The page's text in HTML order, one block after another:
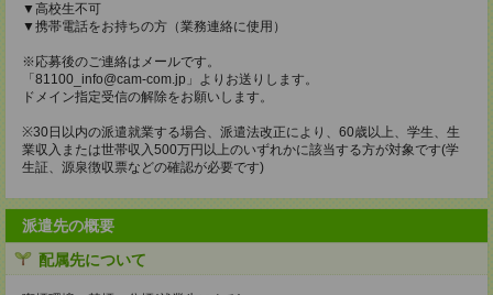
▼高校生不可
▼携帯電話をお持ちの方（業務連絡に使用）
※応募後のご連絡はメールです。
「81100_info@cam-com.jp」よりお送りします。
ドメイン指定受信の解除をお願いします。
※30日以内の派遣就業する場合、派遣法改正により、60歳以上、学生、生
業収入または世帯収入500万円以上のいずれかに該当する方が対象です(学
生証、源泉徴収票などの確認が必要です)
派遣先の概要
配属先について